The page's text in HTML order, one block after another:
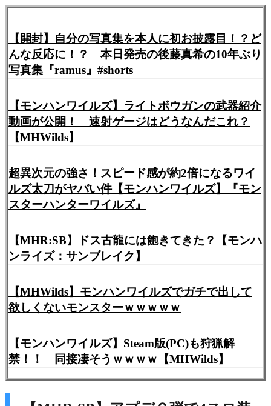
【開封】自分の写真集を本人に初お披露目！？ど
んな反応に！？ 本日発売の後藤真希の10年ぶり
写真集『ramus』#shorts
【モンハンワイルズ】ライトボウガンの武器紹介
動画が公開！ 速射ゲージはどうなんだこれ？
【MHWilds】
超異次元の強さ！スピード感が約2倍になるワイ
ルズ太刀がヤバい件【モンハンワイルズ】『モン
スターハンターワイルズ』
【MHR:SB】ドス古龍には飽きてきた？【モンハ
ンライズ：サンブレイク】
【MHWilds】モンハンワイルズでガチで出して
欲しくないモンスターｗｗｗｗｗ
【モンハンワイルズ】Steam版(PC)も狩猟解
禁！！ 同接凄そうｗｗｗｗ【MHWilds】